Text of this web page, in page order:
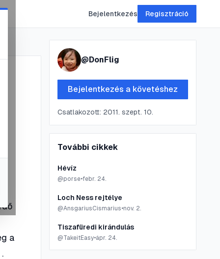
Bejelentkezés Regisztráció
a
@DonFlig
Bejelentkezés a követéshez
Csatlakozott: 2011. szept. 10.
További cikkek
Hévíz
@porse•febr. 24.
Loch Ness rejtélye
@AnsgariusCismarius•nov. 2.
Tiszafüredi kirándulás
@TakeitEasy•ápr. 24.